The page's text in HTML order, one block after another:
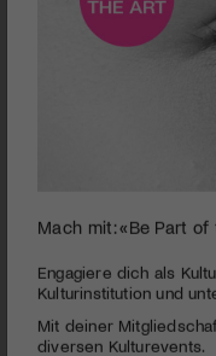
seconds
minutes,
59
Porträtserie Get
Von der unendlichen
Mach mit: «Be Part
Engagiere dich als
Kulturinstitution und
Mit deiner
diversen Kulturevents.